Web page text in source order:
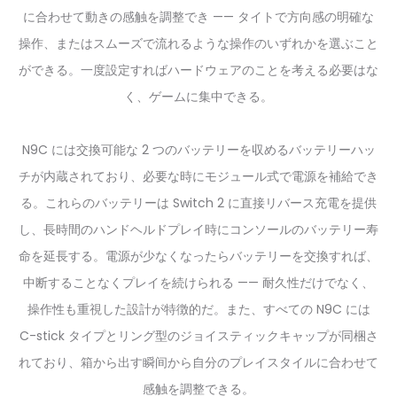
に合わせて動きの感触を調整でき —— タイトで方向感の明確な
操作、またはスムーズで流れるような操作のいずれかを選ぶこと
ができる。一度設定すればハードウェアのことを考える必要はな
く、ゲームに集中できる。
N9C には交換可能な 2 つのバッテリーを収めるバッテリーハッ
チが内蔵されており、必要な時にモジュール式で電源を補給でき
る。これらのバッテリーは Switch 2 に直接リバース充電を提供
し、長時間のハンドヘルドプレイ時にコンソールのバッテリー寿
命を延長する。電源が少なくなったらバッテリーを交換すれば、
中断することなくプレイを続けられる —— 耐久性だけでなく、
操作性も重視した設計が特徴的だ。また、すべての N9C には
C-stick タイプとリング型のジョイスティックキャップが同梱さ
れており、箱から出す瞬间から自分のプレイスタイルに合わせて
感触を調整できる。